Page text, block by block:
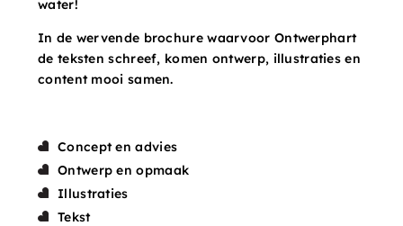
water!
In de wervende brochure waarvoor Ontwerphart
de teksten schreef, komen ontwerp, illustraties en
content mooi samen.
Concept en advies
Ontwerp en opmaak
Illustraties
Tekst